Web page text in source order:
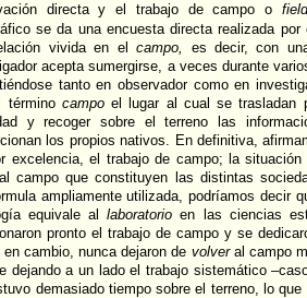
directa y el trabajo de campo o
se da una encuesta directa realizada
vivida en elcampo,
es decir, con
acepta sumergirse, a veces durante
tanto en observador como en
término campoel lugar al cual se trasladan
y recoger sobre el terreno las
los propios nativos. En definitiva,
excelencia, el trabajo de campo; la
campo que constituyen las distintas
ampliamente utilizada, podríamos decir
equivale allaboratorio en las ciencias
pronto el trabajo de campo y se
en cambio, nunca dejaron de volveral campo
dejando a un lado el trabajo sistemático
demasiado tiempo sobre el terreno, lo